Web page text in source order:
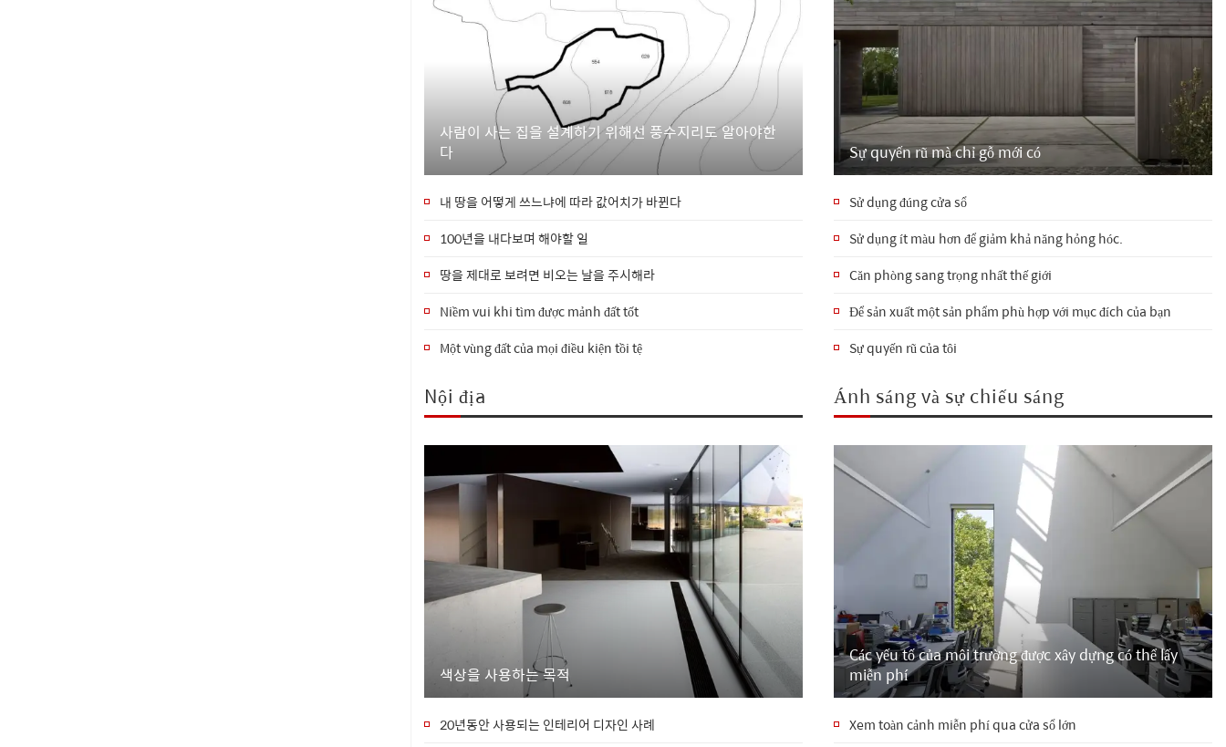
사람이 사는 집을 설계하기 위해선 풍수지리도 알아야한
다
내 땅을 어떻게 쓰느냐에 따라 값어치가 바뀐다
100년을 내다보며 해야할 일
땅을 제대로 보려면 비오는 날을 주시해라
Niềm vui khi tìm được mảnh đất tốt
Một vùng đất của mọi điều kiện tồi tệ
Sự quyến rũ mà chỉ gỗ mới có
Sử dụng đúng cửa sổ
Sử dụng ít màu hơn để giảm khả năng hỏng hóc.
Căn phòng sang trọng nhất thế giới
Để sản xuất một sản phẩm phù hợp với mục đích của bạn
Sự quyến rũ của tôi
Nội địa
색상을 사용하는 목적
20년동안 사용되는 인테리어 디자인 사례
Ánh sáng và sự chiếu sáng
Các yếu tố của môi trường được xây dựng có thể lấy
miễn phí
Xem toàn cảnh miễn phí qua cửa sổ lớn